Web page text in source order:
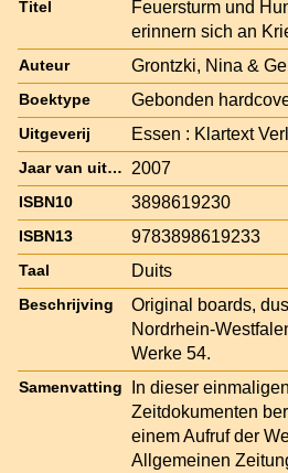
Titel
Feuersturm und
erinnern sich an
Auteur Grontzki, Nina &
Boektype Gebonden
Uitgeverij Essen : Klartext
Jaar van uitgave 2007
ISBN10 3898619230
ISBN13 9783898619233
Taal Duits
Beschrijving
Original boards,
Nordrhein-
Werke 54.
Samenvatting
In dieser
Zeitdokumenten
einem Aufruf der
Allgemeinen